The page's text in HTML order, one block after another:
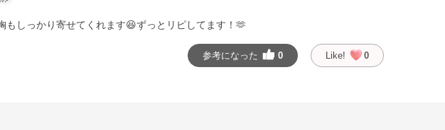
もしっかり寄せてくれます😆ずっとリピしてます！🫶
参考になった 0 Like! 0